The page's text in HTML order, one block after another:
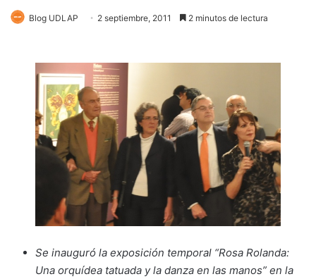
Blog UDLAP 2 septiembre, 2011 2 minutos de lectura
Se inauguró la exposición temporal “Rosa Rolanda:
Una orquídea tatuada y la danza en las manos” en la